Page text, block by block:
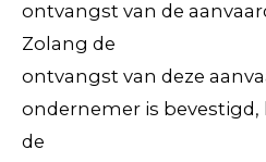
ontvangst van de
Zolang de
ontvangst van deze
ondernemer is
de